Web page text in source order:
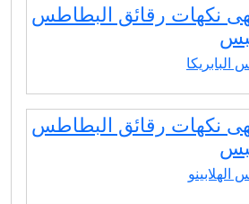
نكهات رقائق البطاطس
البابريكا
نكهات رقائق البطاطس
الهلابينو